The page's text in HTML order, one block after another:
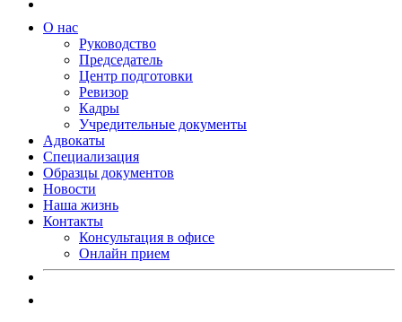
О нас
Руководство
Председатель
Центр подготовки
Ревизор
Кадры
Учредительные документы
Адвокаты
Специализация
Образцы документов
Новости
Наша жизнь
Контакты
Консультация в офисе
Онлайн прием